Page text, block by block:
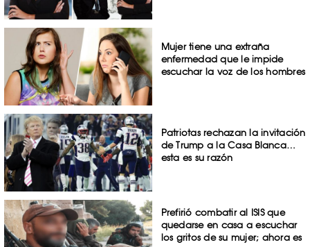
Mujer tiene una extraña
enfermedad que le impide
escuchar la voz de los hombres
Patriotas rechazan la invitación
de Trump a la Casa Blanca…
esta es su razón
Prefirió combatir al ISIS que
quedarse en casa a escuchar
los gritos de su mujer; ahora es